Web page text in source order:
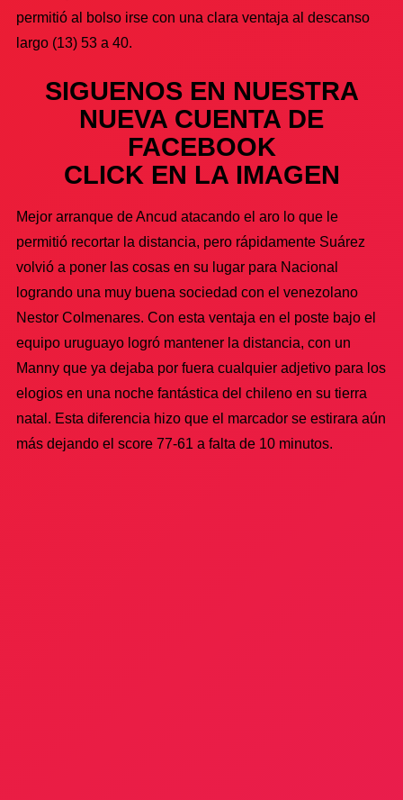
permitió al bolso irse con una clara ventaja al descanso
largo (13) 53 a 40.
SIGUENOS EN NUESTRA
NUEVA CUENTA DE
FACEBOOK
CLICK EN LA IMAGEN
Mejor arranque de Ancud atacando el aro lo que le
permitió recortar la distancia, pero rápidamente Suárez
volvió a poner las cosas en su lugar para Nacional
logrando una muy buena sociedad con el venezolano
Nestor Colmenares. Con esta ventaja en el poste bajo el
equipo uruguayo logró mantener la distancia, con un
Manny que ya dejaba por fuera cualquier adjetivo para los
elogios en una noche fantástica del chileno en su tierra
natal. Esta diferencia hizo que el marcador se estirara aún
más dejando el score 77-61 a falta de 10 minutos.